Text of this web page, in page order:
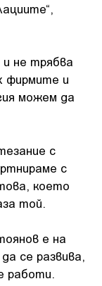
не трябва
фирмите и
можем да
с
с
което
той.
е на
се развива,
работи.